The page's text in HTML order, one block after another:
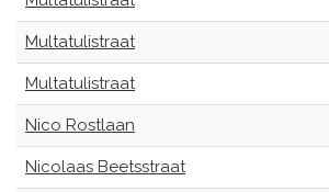
Multatulistraat
Multatulistraat
Nico Rostlaan
Nicolaas Beetsstraat